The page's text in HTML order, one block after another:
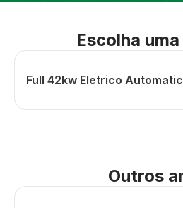
Escolha
Full 42kw Eletrico
Outros